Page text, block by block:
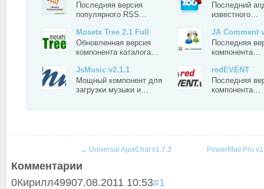
Последняя версия
популярного RSS…
Последний
известного…
Mosets Tree 2.1 Full
Обновленная версия
компонента каталога…
JA Comment
Последняя
компонента…
JsMusic v2.1.1
Мощный компонент для
загрузки музыки и…
redEVENT
Последняя
компонента…
← Universal AjaxChat v1.7.3 PowerMail Pro
Комментарии
0Кирилл49907.08.2011 10:53#1